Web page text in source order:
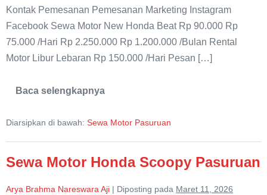
Kontak Pemesanan Pemesanan Marketing Instagram
Facebook Sewa Motor New Honda Beat Rp 90.000 Rp
75.000 /Hari Rp 2.250.000 Rp 1.200.000 /Bulan Rental
Motor Libur Lebaran Rp 150.000 /Hari Pesan […]
Baca selengkapnya
Sewa
Honda
Diarsipkan di bawah: Sewa Motor Pasuruan
Sewa Motor Honda Scoopy Pasuruan
Arya Brahma Nareswara Aji | Diposting pada Maret 11, 2026